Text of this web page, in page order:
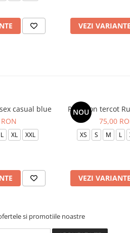
VEZI VARIANTE
casual blue
L XL XXL
NOU
Pantalon tercot
75,00
XS S M L
VEZI VARIANTE
si promotiile noastre